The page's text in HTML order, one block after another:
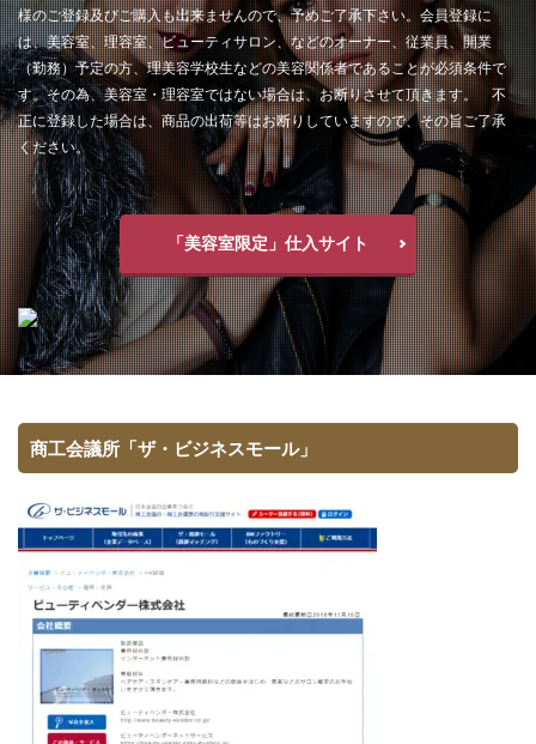
様のご登録及びご購入も出来ませんので、予めご了承下さい。会員登録に
は、美容室、理容室、ビューティサロン、などのオーナー、従業員、開業
（勤務）予定の方、理美容学校生などの美容関係者であることが必須条件で
す。その為、美容室・理容室ではない場合は、お断りさせて頂きます。 不
正に登録した場合は、商品の出荷等はお断りしていますので、その旨ご了承
ください。
「美容室限定」仕入サイト
商工会議所「ザ・ビジネスモール」